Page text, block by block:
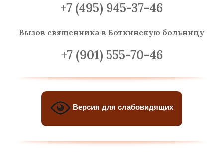
+7 (495) 945-37-46
Вызов священника в Боткинскую больницу
+7 (901) 555-70-46
Версия для слабовидящих